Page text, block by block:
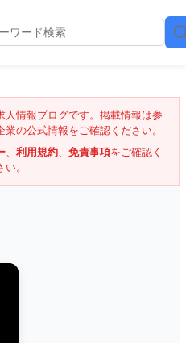
人情報ブログです。掲載情報は参
の公式情報をご確認ください。
、 利用規約、 免責事項をご確認く
い。